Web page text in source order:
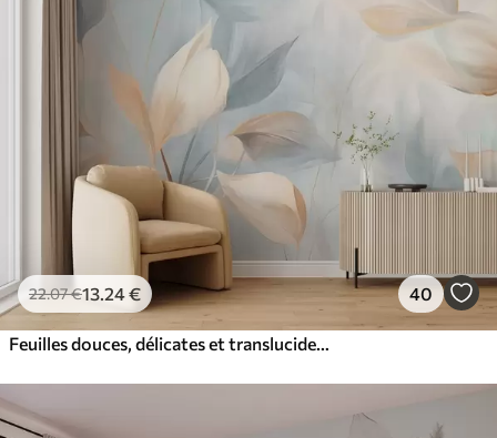
22.07€13 .24€ 40